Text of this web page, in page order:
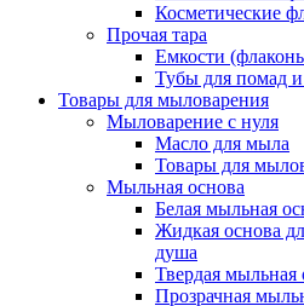
Косметические
Прочая тара
Емкости
Тубы для помад и
Товары для мыловарения
Мыловарение с нуля
Масло для мыла
Товары для
Мыльная основа
Белая мыльная
Жидкая основа
душа
Твердая мыльная
Прозрачная